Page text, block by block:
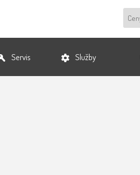
Servis Služby